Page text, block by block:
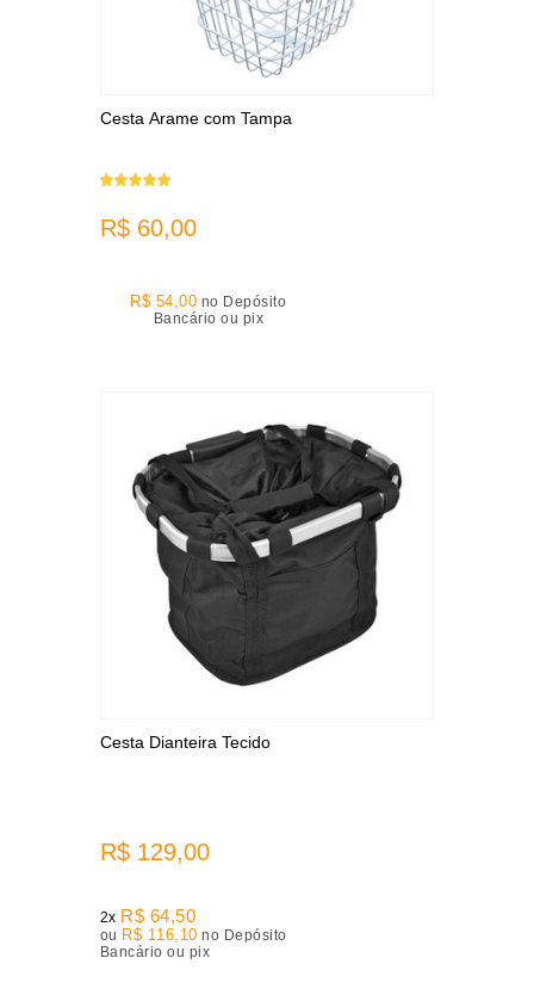
Cesta Arame com Tampa
R$ 60,00
R$ 54,00 no Depósito
Bancário ou pix
Cesta Dianteira Tecido
R$ 129,00
2x R$ 64,50
ou R$ 116,10 no Depósito
Bancário ou pix